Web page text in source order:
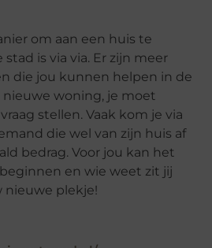
om aan een huis te
is via via. Er zijn meer
die jou kunnen helpen in de
woning, je moet
stellen. Vaak kom je via
die wel van zijn huis af
bedrag. Voor jou kan het
en wie weet zit jij
nieuwe plekje!